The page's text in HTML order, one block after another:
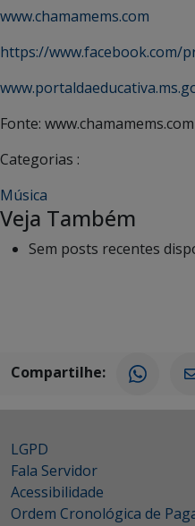
www.chamamems.com
https://www.facebook.com/
Fonte: www.chamamems.com
Categorias :
Música
Veja Também
Sem posts recentes
Compartilhe:
LGPD
Fala Servidor
Acessibilidade
Ordem Cronológica de